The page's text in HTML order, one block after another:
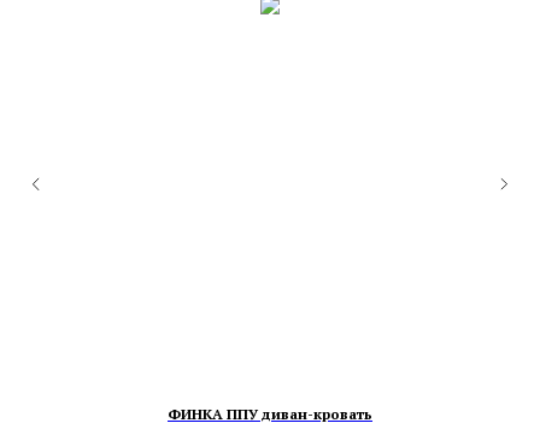
ФИНКА ППУ диван-кровать